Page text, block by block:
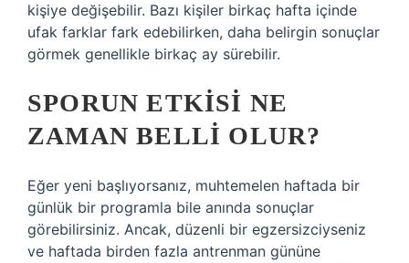
kişiye değişebilir. Bazı kişiler birkaç hafta içinde
ufak farklar fark edebilirken, daha belirgin sonuçlar
görmek genellikle birkaç ay sürebilir.
SPORUN ETKISI NE
ZAMAN BELLI OLUR?
Eğer yeni başlıyorsanız, muhtemelen haftada bir
günlük bir programla bile anında sonuçlar
görebilirsiniz. Ancak, düzenli bir egzersizciyseniz
ve haftada birden fazla antrenman gününe